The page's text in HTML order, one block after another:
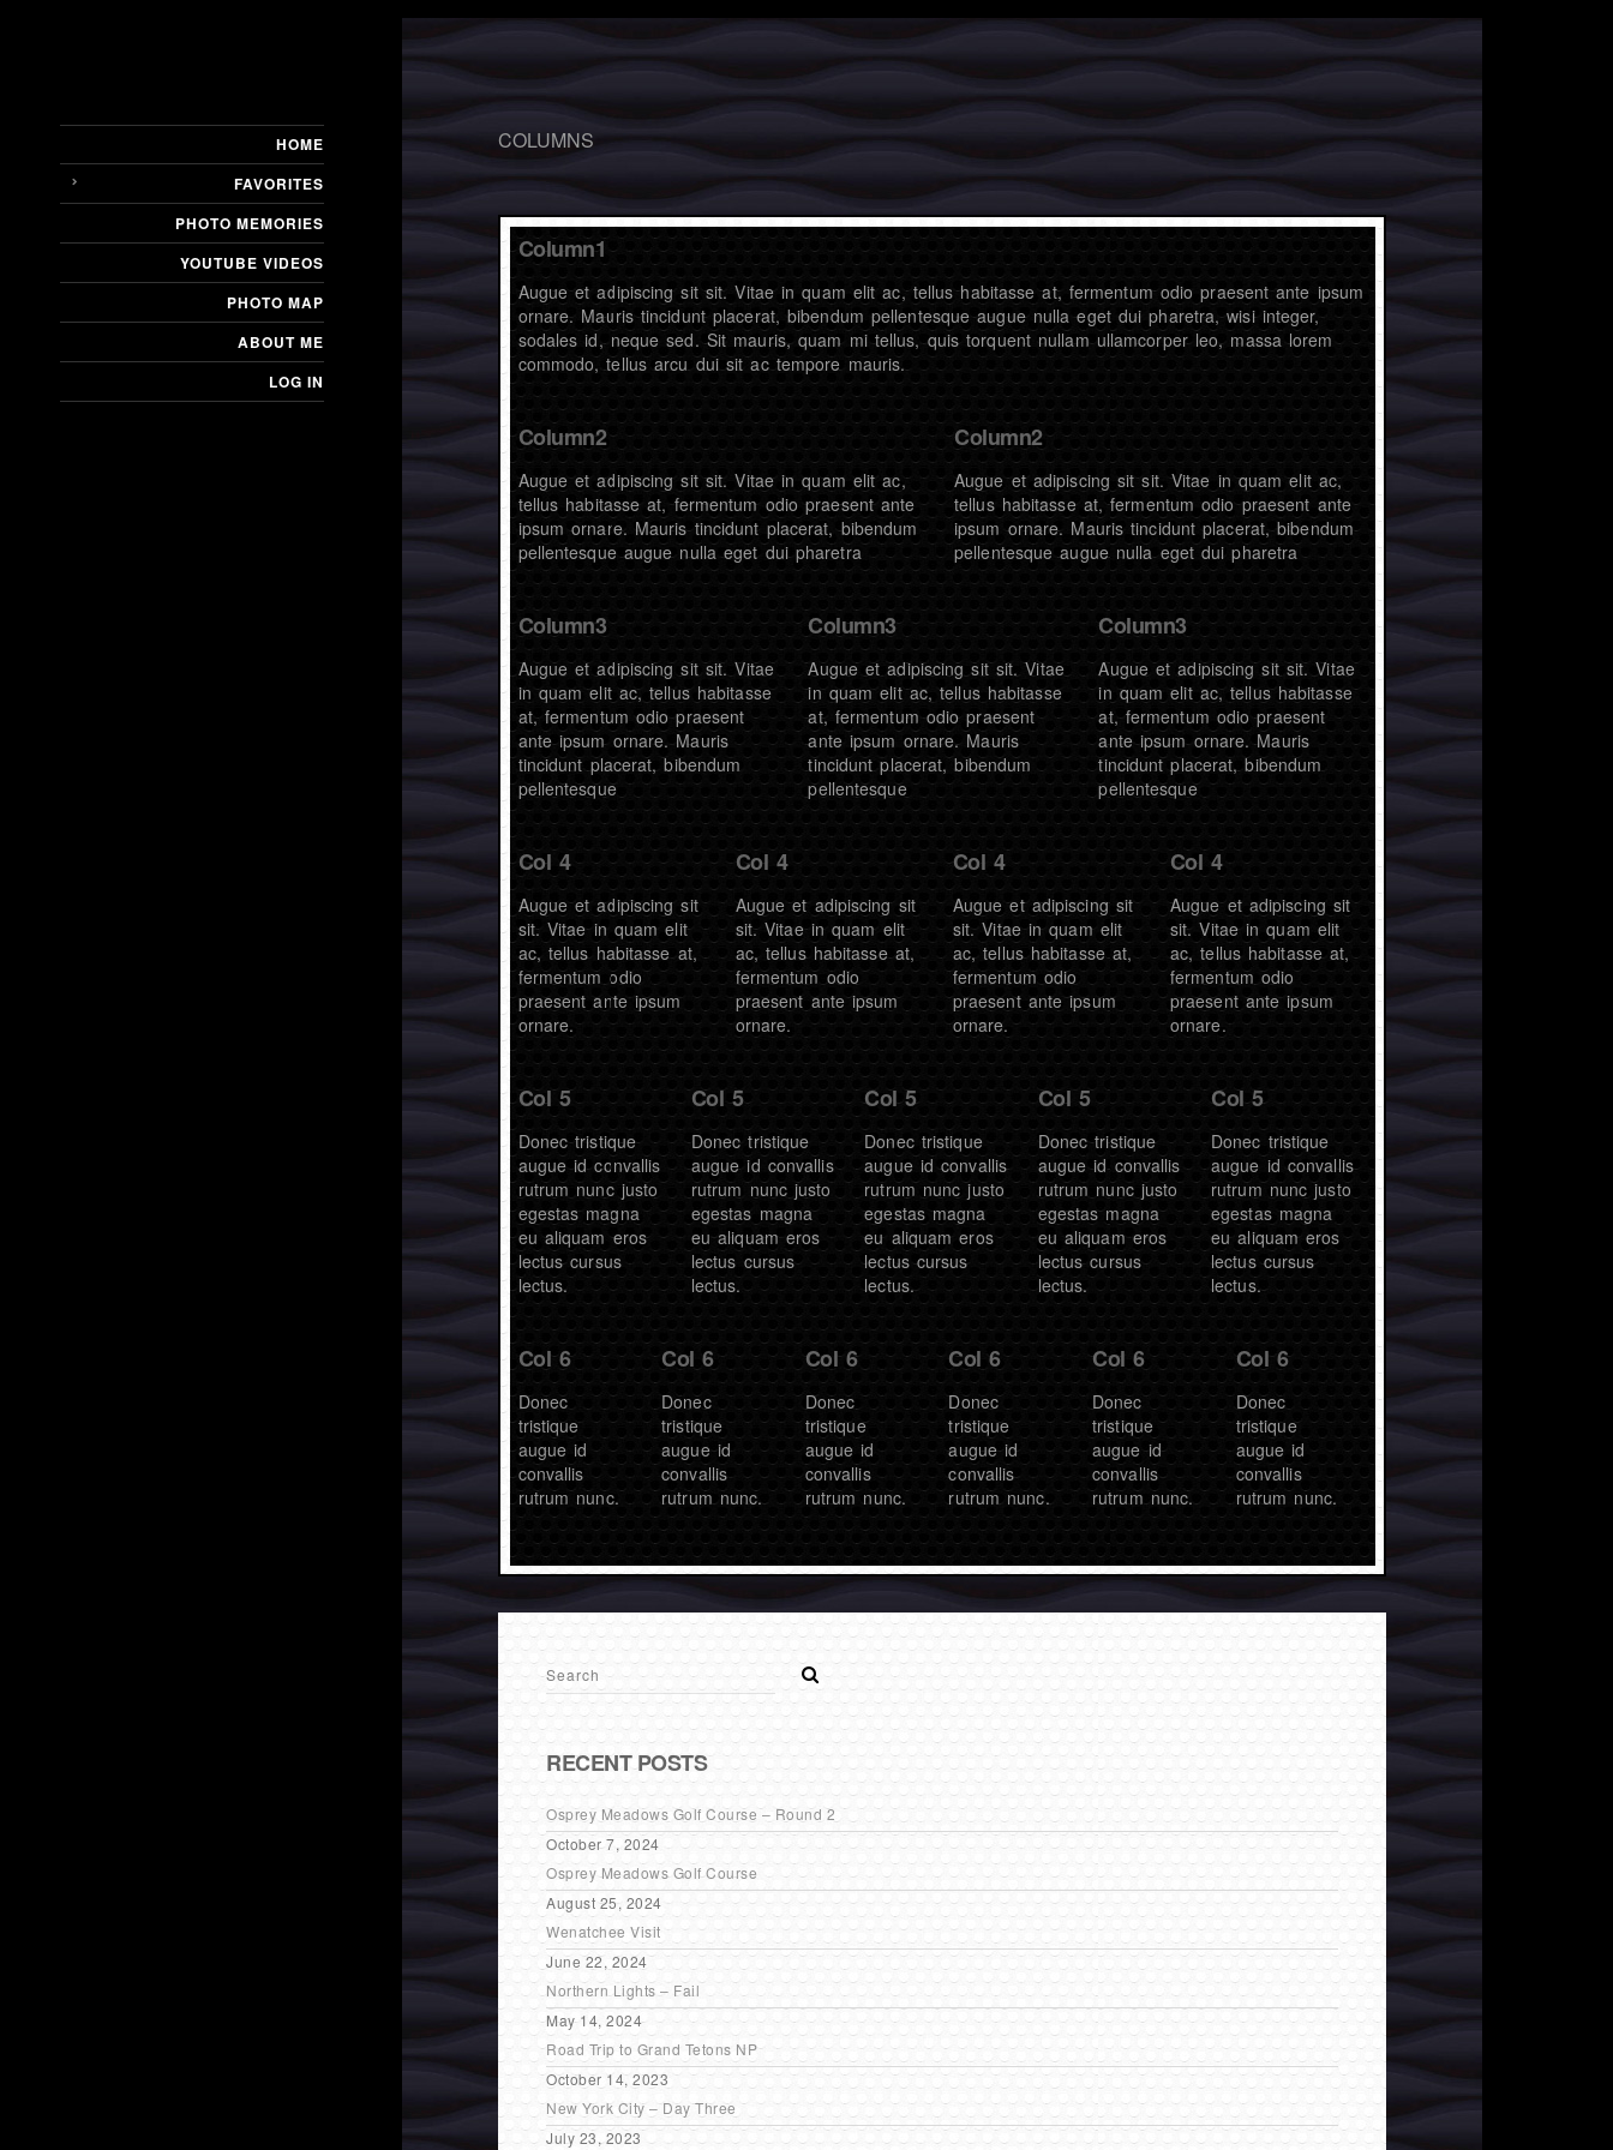
HOME
FAVORITES
PHOTO MEMORIES
YOUTUBE VIDEOS
PHOTO MAP
ABOUT ME
LOG IN
COLUMNS
Column1
Augue et adipiscing sit sit. Vitae in quam elit ac, tellus habitasse at, fermentum odio praesent ante ipsum
ornare. Mauris tincidunt placerat, bibendum pellentesque augue nulla eget dui pharetra, wisi integer,
sodales id, neque sed. Sit mauris, quam mi tellus, quis torquent nullam ullamcorper leo, massa lorem
commodo, tellus arcu dui sit ac tempore mauris.
Column2
Augue et adipiscing sit sit. Vitae in quam elit ac,
tellus habitasse at, fermentum odio praesent ante
ipsum ornare. Mauris tincidunt placerat, bibendum
pellentesque augue nulla eget dui pharetra
Column2
Augue et adipiscing sit sit. Vitae in quam elit ac,
tellus habitasse at, fermentum odio praesent ante
ipsum ornare. Mauris tincidunt placerat, bibendum
pellentesque augue nulla eget dui pharetra
Column3
Augue et adipiscing sit sit. Vitae
in quam elit ac, tellus habitasse
at, fermentum odio praesent
ante ipsum ornare. Mauris
tincidunt placerat, bibendum
pellentesque
Column3
Augue et adipiscing sit sit. Vitae
in quam elit ac, tellus habitasse
at, fermentum odio praesent
ante ipsum ornare. Mauris
tincidunt placerat, bibendum
pellentesque
Column3
Augue et adipiscing sit sit. Vitae
in quam elit ac, tellus habitasse
at, fermentum odio praesent
ante ipsum ornare. Mauris
tincidunt placerat, bibendum
pellentesque
Col 4
Augue et adipiscing sit
sit. Vitae in quam elit
ac, tellus habitasse at,
fermentum odio
praesent ante ipsum
ornare.
Col 4
Augue et adipiscing sit
sit. Vitae in quam elit
ac, tellus habitasse at,
fermentum odio
praesent ante ipsum
ornare.
Col 4
Augue et adipiscing sit
sit. Vitae in quam elit
ac, tellus habitasse at,
fermentum odio
praesent ante ipsum
ornare.
Col 4
Augue et adipiscing sit
sit. Vitae in quam elit
ac, tellus habitasse at,
fermentum odio
praesent ante ipsum
ornare.
Col 5
Donec tristique
augue id convallis
rutrum nunc justo
egestas magna
eu aliquam eros
lectus cursus
lectus.
Col 5
Donec tristique
augue id convallis
rutrum nunc justo
egestas magna
eu aliquam eros
lectus cursus
lectus.
Col 5
Donec tristique
augue id convallis
rutrum nunc justo
egestas magna
eu aliquam eros
lectus cursus
lectus.
Col 5
Donec tristique
augue id convallis
rutrum nunc justo
egestas magna
eu aliquam eros
lectus cursus
lectus.
Col 5
Donec tristique
augue id convallis
rutrum nunc justo
egestas magna
eu aliquam eros
lectus cursus
lectus.
Col 6
Donec
tristique
augue id
convallis
rutrum nunc.
Col 6
Donec
tristique
augue id
convallis
rutrum nunc.
Col 6
Donec
tristique
augue id
convallis
rutrum nunc.
Col 6
Donec
tristique
augue id
convallis
rutrum nunc.
Col 6
Donec
tristique
augue id
convallis
rutrum nunc.
Col 6
Donec
tristique
augue id
convallis
rutrum nunc.
RECENT POSTS
Osprey Meadows Golf Course – Round 2
October 7, 2024
Osprey Meadows Golf Course
August 25, 2024
Wenatchee Visit
June 22, 2024
Northern Lights – Fail
May 14, 2024
Road Trip to Grand Tetons NP
October 14, 2023
New York City – Day Three
July 23, 2023